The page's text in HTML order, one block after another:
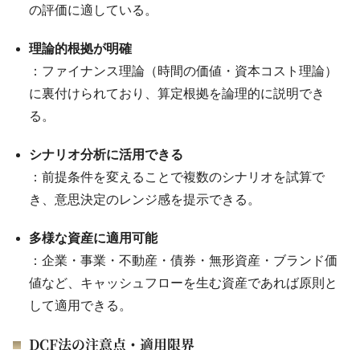
の評価に適している。
理論的根拠が明確
：ファイナンス理論（時間の価値・資本コスト理論）
に裏付けられており、算定根拠を論理的に説明でき
る。
シナリオ分析に活用できる
：前提条件を変えることで複数のシナリオを試算で
き、意思決定のレンジ感を提示できる。
多様な資産に適用可能
：企業・事業・不動産・債券・無形資産・ブランド価
値など、キャッシュフローを生む資産であれば原則と
して適用できる。
DCF法の注意点・適用限界